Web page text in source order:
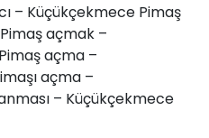
– Küçükçekmece Pimaş
açmak –
açma –
açma –
– Küçükçekmece